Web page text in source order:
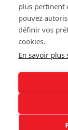
plus pertinent
pouvez
définir vos
cookies.
En savoir plus
Aide et conseil
Nos outils
Mentions